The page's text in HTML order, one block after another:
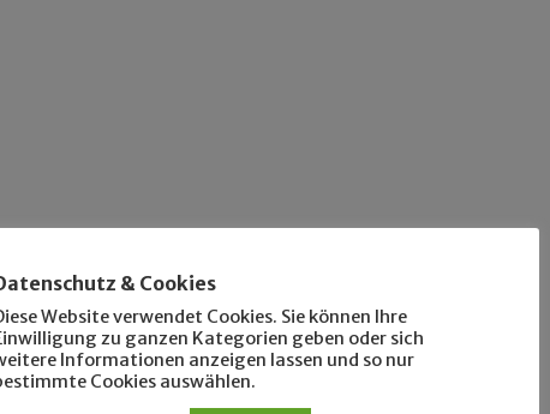
& Cookies
Website verwendet Cookies. Sie können Ihre
zu ganzen Kategorien geben oder sich
Informationen anzeigen lassen und so nur
Cookies auswählen.